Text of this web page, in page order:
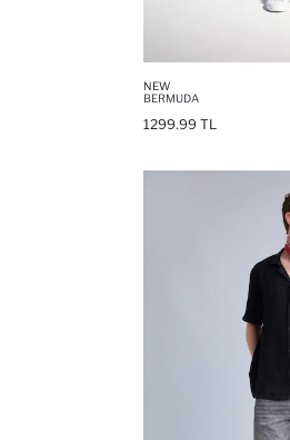
NEW
BERMUDA
1299.99 TL